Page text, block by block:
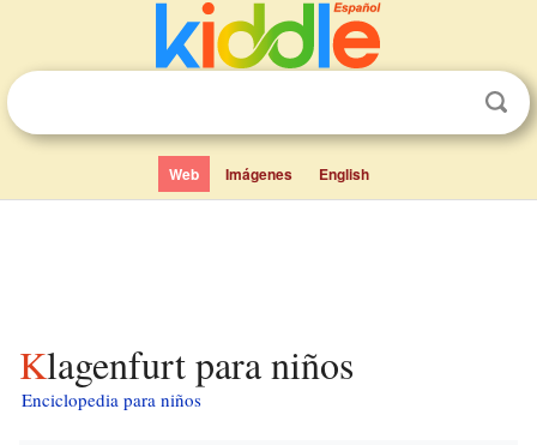
Web Imágenes English
Klagenfurt para niños
Enciclopedia para niños